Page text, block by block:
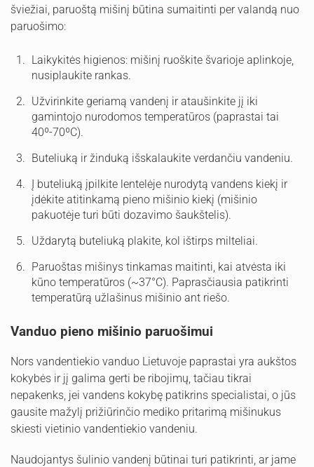
šviežiai, paruoštą mišinį būtina sumaitinti per valandą nuo
paruošimo:
Laikykitės higienos: mišinį ruoškite švarioje aplinkoje,
nusiplaukite rankas.
Užvirinkite geriamą vandenį ir ataušinkite jį iki
gamintojo nurodomos temperatūros (paprastai tai
40º-70ºC).
Buteliuką ir žinduką išskalaukite verdančiu vandeniu.
Į buteliuką įpilkite lentelėje nurodytą vandens kiekį ir
įdėkite atitinkamą pieno mišinio kiekį (mišinio
pakuotėje turi būti dozavimo šaukštelis).
Uždarytą buteliuką plakite, kol ištirps milteliai.
Paruoštas mišinys tinkamas maitinti, kai atvėsta iki
kūno temperatūros (~37°C). Paprasčiausia patikrinti
temperatūrą užlašinus mišinio ant riešo.
Vanduo pieno mišinio paruošimui
Nors vandentiekio vanduo Lietuvoje paprastai yra aukštos
kokybės ir jį galima gerti be ribojimų, tačiau tikrai
nepakenks, jei vandens kokybę patikrins specialistai, o jūs
gausite mažylį prižiūrinčio mediko pritarimą mišinukus
skiesti vietinio vandentiekio vandeniu.
Naudojantys šulinio vandenį būtinai turi patikrinti, ar jame